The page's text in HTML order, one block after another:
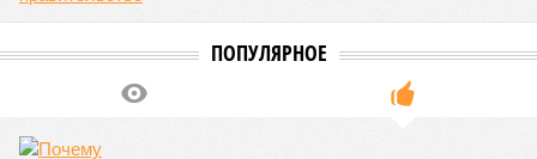
Когда земля – дыбом
Но это дела давно минувших дней. А что нам ждать в
основываясь на современных научных исследованиях и